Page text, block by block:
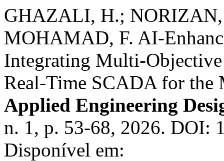
GHAZALI, H.;
MOHAMAD, F. AI-
Integrating Multi-
Real-Time SCADA for the
Applied Engineering
n. 1, p. 53-68, 2026. DOI:
Disponível em: